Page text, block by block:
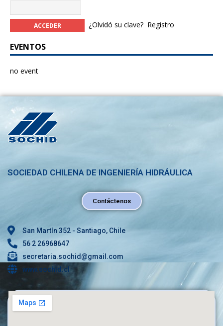
¿Olvidó su clave? Registro
EVENTOS
no event
SOCIEDAD CHILENA DE INGENIERÍA HIDRÁULICA
Contáctenos
San Martín 352 - Santiago, Chile
56 2 26968647
secretaria.sochid@gmail.com
www.sochid.cl